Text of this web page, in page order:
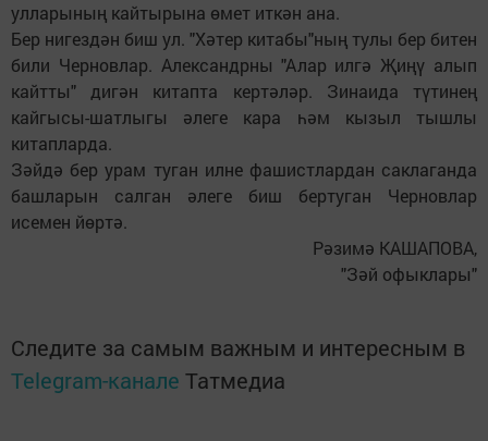
улларының кайтырына өмет иткән ана.
Бер нигездән биш ул. "Хәтер китабы"ның тулы бер битен
били Черновлар. Александрны "Алар илгә Җиңү алып
кайтты" дигән китапта кертәләр. Зинаида түтинең
кайгысы-шатлыгы әлеге кара һәм кызыл тышлы
китапларда.
Зәйдә бер урам туган илне фашистлардан саклаганда
башларын салган әлеге биш бертуган Черновлар
исемен йөртә.
Рәзимә КАШАПОВА,
"Зәй офыклары"
Следите за самым важным и интересным в
Telegram-канале Татмедиа